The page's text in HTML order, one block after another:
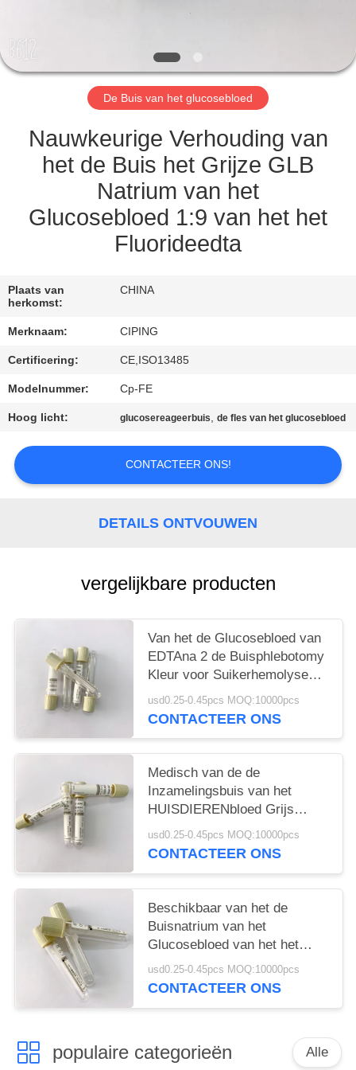
VERZOEK
EEN
CITAAT
SITEMAP
POLICY
De Buis van het glucosebloed
Nauwkeurige Verhouding van
het de Buis het Grijze GLB
Natrium van het
Glucosebloed 1:9 van het het
Fluorideedta
Plaats van
herkomst:
CHINA
Merknaam: CIPING
Certificering: CE,ISO13485
Modelnummer: Cp-FE
Hoog licht: glucosereageerbuis,de fles van het glucosebloed
CONTACTEER ONS!
DETAILS ONTVOUWEN
vergelijkbare producten
Van het de Glucosebloed van
EDTAna 2 de Buisphlebotomy
Kleur voor Suikerhemolyse
die wordt gecodeerd
usd0.25-0.45pcs MOQ:10000pcs
CONTACTEER ONS
Medisch van de de
Inzamelingsbuis van het
HUISDIERENbloed Grijs
Hoogste het Bloedflesje 1ML -
6ML
usd0.25-0.45pcs MOQ:10000pcs
CONTACTEER ONS
Beschikbaar van het de
Buisnatrium van het
Glucosebloed van het het
Fluoridekalium het
Oxalaatadditief
usd0.25-0.45pcs MOQ:10000pcs
CONTACTEER ONS
populaire categorieën Alle